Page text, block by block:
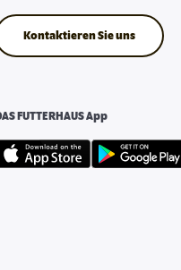
Kontaktieren Sie uns
FUTTERHAUS App